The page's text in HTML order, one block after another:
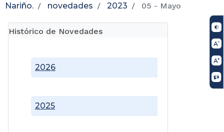
Nariño. novedades 2023 05 - Mayo
Histórico de Novedades
2025
2026